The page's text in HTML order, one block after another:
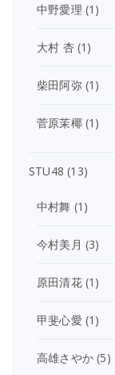
中野愛理 (1)
大村 杏(1)
柴田阿弥(1)
菅原茉椰(1)
STU48 (13)
中村舞 (1)
今村美月 (3)
原田清花(1)
甲斐心愛 (1)
高雄さやか (5)